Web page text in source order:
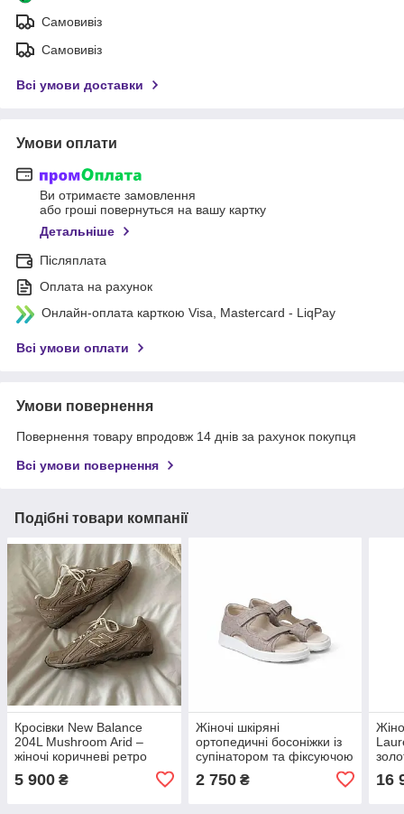
Самовивіз
Самовивіз
Всі умови доставки
Умови оплати
Ви отримаєте замовлення
або гроші повернуться на вашу картку
Детальніше
Післяплата
Оплата на рахунок
Онлайн-оплата карткою Visa, Mastercard - LiqPay
Всі умови оплати
Умови повернення
Повернення товару впродовж 14 днів за рахунок покупця
Всі умови повернення
Подібні товари компанії
Кросівки New Balance
204L Mushroom Arid –
жіночі коричневі ретро
кросівки 38.5 розмір 25.7
см
5 900 ₴
Жіночі шкіряні
ортопедичні босоніжки із
супінатором та фіксуючою
кольору
2 750₴ 16